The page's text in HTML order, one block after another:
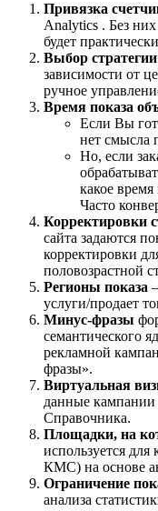
Привязка
Analytics . Без
будет
Выбор
зависимости от
ручное
Время показа
Если Вы
нет смысла
Но, если
какое
Часто
Корректировки
сайта задаются
корректировки
половозрастной
Регионы показа
услуги/продает
Минус-фразы
семантического
рекламной
фразы».
Виртуальная
данные
Справочника.
Площадки, на
используется
КМС) на основе
Ограничение
анализа